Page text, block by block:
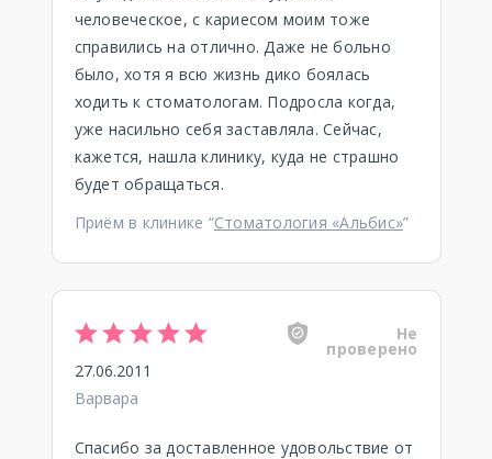
человеческое, с кариесом моим тоже
справились на отлично. Даже не больно
было, хотя я всю жизнь дико боялась
ходить к стоматологам. Подросла когда,
уже насильно себя заставляла. Сейчас,
кажется, нашла клинику, куда не страшно
будет обращаться.
Приём в клинике “Стоматология «Альбис»”
Не
проверено
27.06.2011
Варвара
Спасибо за доставленное удовольствие от